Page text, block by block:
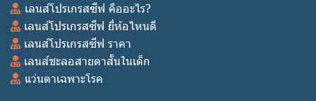
เลนส์โปรเกรสซีฟ คืออะไร?
เลนส์โปรเกรสซีฟ ยี่ห้อไหนดี
เลนส์โปรเกรสซีฟ ราคา
เลนส์ชะลอสายตาสั้นในเด็ก
แว่นตาเฉพาะโรค